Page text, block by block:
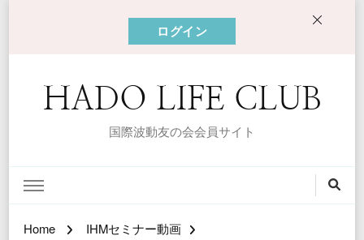
ログイン
HADO LIFE CLUB
国際波動友の会会員サイト
Home
IHMセミナー動画